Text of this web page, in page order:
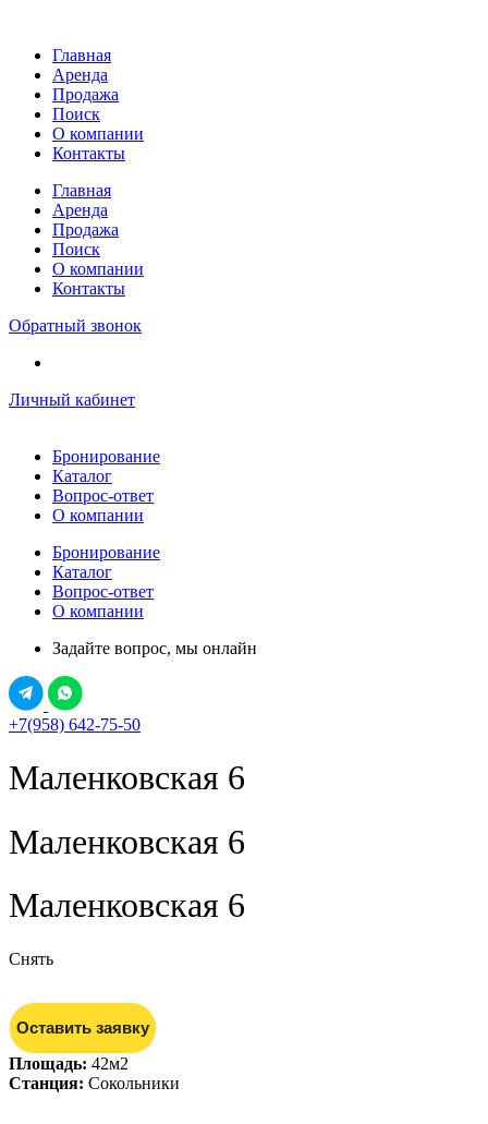
содержимому
Главная
Аренда
Продажа
Поиск
О компании
Контакты
Главная
Аренда
Продажа
Поиск
О компании
Контакты
Обратный звонок
Личный кабинет
Бронирование
Каталог
Вопрос-ответ
О компании
Бронирование
Каталог
Вопрос-ответ
О компании
Задайте вопрос, мы онлайн
+7(958) 642-75-50
Маленковская 6
Маленковская 6
Маленковская 6
Снять
Оставить заявку
Площадь: 42м2
Станция: Сокольники